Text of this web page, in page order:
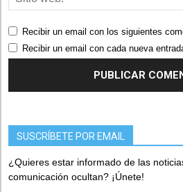
Recibir un email con los siguientes
Recibir un email con cada nueva
SUSCRÍBETE POR EMAIL
¿Quieres estar informado de las
comunicación ocultan? ¡Únete!